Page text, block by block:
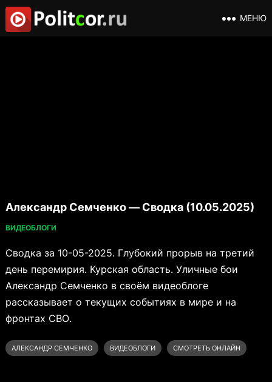
МЕНЮ
Александр Семченко — Сводка (10.05.2025)
ВИДЕОБЛОГИ
Сводка за 10-05-2025. Глубокий прорыв на третий
день перемирия. Курская область. Уличные бои
Александр Семченко в своём видеоблоге
рассказывает о текущих событиях в мире и на
фронтах СВО.
АЛЕКСАНДР СЕМЧЕНКО ВИДЕОБЛОГИ СМОТРЕТЬ ОНЛАЙН